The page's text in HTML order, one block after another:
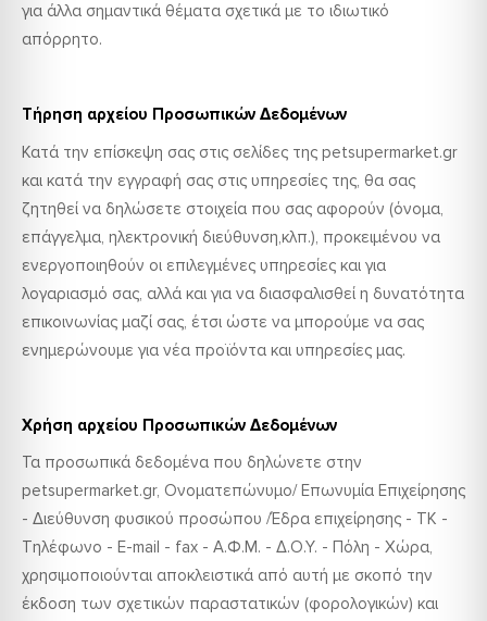
για άλλα σημαντικά θέματα σχετικά με το ιδιωτικό
απόρρητο.
Τήρηση αρχείου Προσωπικών Δεδομένων
Κατά την επίσκεψη σας στις σελίδες της petsupermarket.gr
και κατά την εγγραφή σας στις υπηρεσίες της, θα σας
ζητηθεί να δηλώσετε στοιχεία που σας αφορούν (όνομα,
επάγγελμα, ηλεκτρονική διεύθυνση,κλπ.), προκειμένου να
ενεργοποιηθούν οι επιλεγμένες υπηρεσίες και για
λογαριασμό σας, αλλά και για να διασφαλισθεί η δυνατότητα
επικοινωνίας μαζί σας, έτσι ώστε να μπορούμε να σας
ενημερώνουμε για νέα προϊόντα και υπηρεσίες μας.
Χρήση αρχείου Προσωπικών Δεδομένων
Τα προσωπικά δεδομένα που δηλώνετε στην
petsupermarket.gr, Ονοματεπώνυμο/ Επωνυμία Επιχείρησης
- Διεύθυνση φυσικού προσώπου /Έδρα επιχείρησης - ΤΚ -
Τηλέφωνο - E-mail - fax - Α.Φ.Μ. - Δ.Ο.Υ. - Πόλη - Χώρα,
χρησιμοποιούνται αποκλειστικά από αυτή με σκοπό την
έκδοση των σχετικών παραστατικών (φορολογικών) και